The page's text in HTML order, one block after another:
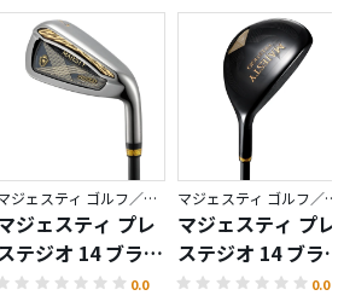
マジェスティ ゴルフ／プレステジオ
ジェスティ プレ
テジオ 14 ブラッ
アイアン
0.0
マジェスティ ゴルフ／プレステジオ
マジェスティ プレ
ステジオ 14 ブラッ
ク ハイブリッド0.0